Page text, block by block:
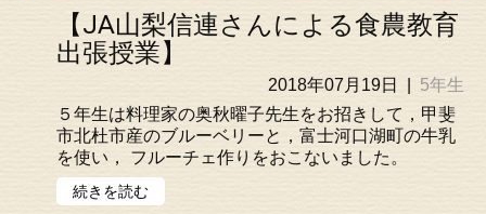
【JA山梨信連さんによる食農教育
出張授業】
2018年07月19日
5年生
５年生は料理家の奥秋曜子先生をお招きして，甲斐
市北杜市産のブルーベリーと，富士河口湖町の牛乳
を使い， フルーチェ作りをおこないました。
続きを読む